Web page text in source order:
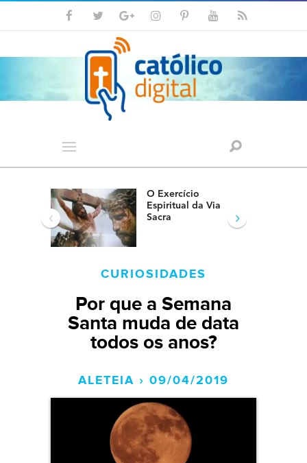
O Exercício
Espiritual da Via
Sacra
‹ ›
CURIOSIDADES
Por que a Semana
Santa muda de data
todos os anos?
ALETEIA › 09/04/2019